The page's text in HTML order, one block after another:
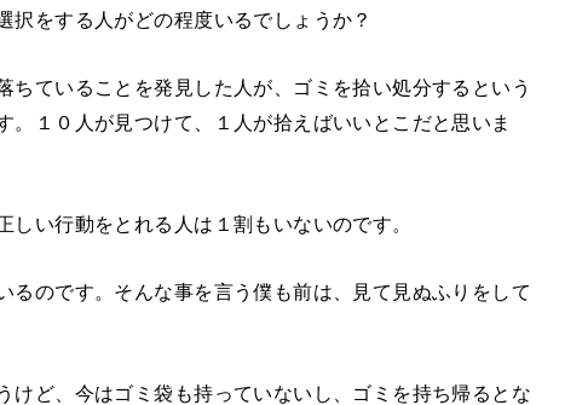
択をする人がどの程度いるでしょうか？
ちていることを発見した人が、ゴミを拾い処分するという
。１０人が見つけて、１人が拾えばいいとこだと思いま
い行動をとれる人は１割もいないのです。
るのです。そんな事を言う僕も前は、見て見ぬふりをして
けど、今はゴミ袋も持っていないし、ゴミを持ち帰るとな